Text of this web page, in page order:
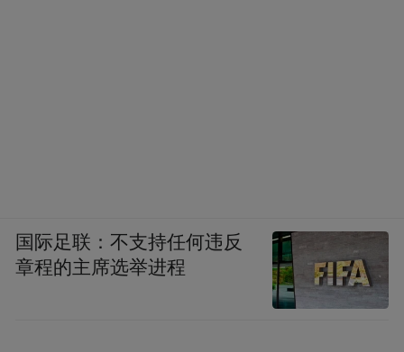
国际足联：不支持任何违反
章程的主席选举进程